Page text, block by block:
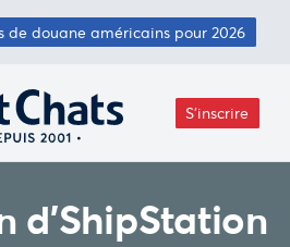
de douane américains pour 2026
S'inscrire
d’ShipStation